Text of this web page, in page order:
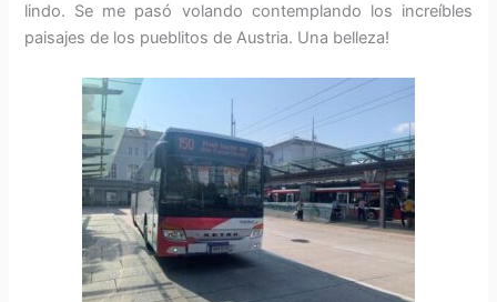
lindo. Se me pasó volando contemplando los increíbles
paisajes de los pueblitos de Austria. Una belleza!